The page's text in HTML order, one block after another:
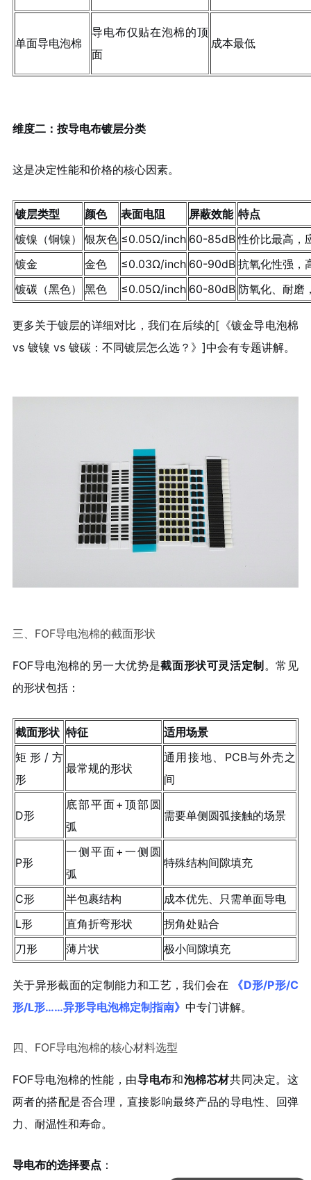
单面导电泡棉
导电布仅贴在泡棉的顶
面
成本最低
维度二：按导电布镀层分类
这是决定性能和价格的核心因素。
镀层类型 颜色 表面电阻 屏蔽效能 特点
镀镍（铜镍）
银灰色 ≤0.05Ω/inch 60-85dB 性价比最高 ，
镀金
金色 ≤0.03Ω/inch 60-90dB 抗氧化性强，
镀碳（黑色）
黑色 ≤0.05Ω/inch 60-80dB 防氧化、耐磨
更多关于镀层的详细对比，我们在后续的[《镀金导电泡棉
vs 镀镍 vs 镀碳：不同镀层怎么选？》]中会有专题讲解。
三、FOF导电泡棉的截面形状
FOF导电泡棉的另一大优势是截面形状可灵活定制 。常见
的形状包括：
截面形状 特征
适用场景
矩形/方
形
最常规的形状
通用接地、PCB与外壳之
间
D形
底部平面+顶部圆
弧
需要单侧圆弧接触的场景
P形
一侧平面+一侧圆
弧
特殊结构间隙填充
C形 半包裹结构
成本优先、只需单面导电
L形
直角折弯形状
拐角处贴合
刀形
薄片状 极小间隙填充
关于异形截面的定制能力和工艺，我们会在
《D形/P形/C
形/L形……异形导电泡棉定制指南》 中专门讲解。
四、FOF导电泡棉的核心材料选型
FOF导电泡棉的性能，由导电布和泡棉芯材共同决定。这
两者的搭配是否合理，直接影响最终产品的导电性、回弹
力、耐温性和寿命。
导电布的选择要点 ：